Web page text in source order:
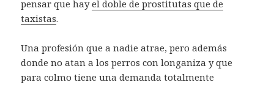
pensar que hayel doble de prostitutas que de
taxistas.
Una profesión que a nadie atrae, pero además
donde no atan a los perros con longaniza y que
para colmo tiene una demanda totalmente